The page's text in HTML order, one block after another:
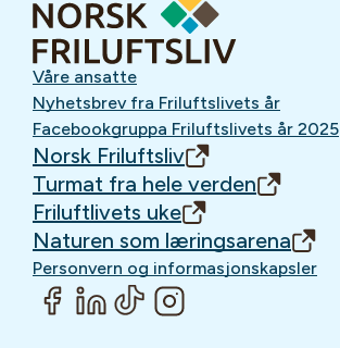
Våre ansatte
Nyhetsbrev fra Friluftslivets år
Facebookgruppa Friluftslivets år 2025
Norsk Friluftsliv
Turmat fra hele verden
Friluftlivets uke
Naturen som læringsarena
Personvern og informasjonskapsler